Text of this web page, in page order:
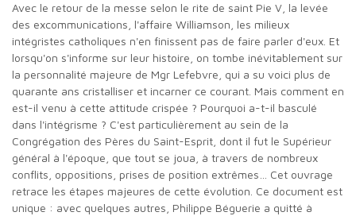
Avec le retour de la messe selon le rite de saint Pie V, la levée
des excommunications, l'affaire Williamson, les milieux
intégristes catholiques n'en finissent pas de faire parler d'eux. Et
lorsqu'on s'informe sur leur histoire, on tombe inévitablement sur
la personnalité majeure de Mgr Lefebvre, qui a su voici plus de
quarante ans cristalliser et incarner ce courant. Mais comment en
est-il venu à cette attitude crispée ? Pourquoi a-t-il basculé
dans l'intégrisme ? C'est particulièrement au sein de la
Congrégation des Pères du Saint-Esprit, dont il fut le Supérieur
général à l'époque, que tout se joua, à travers de nombreux
conflits, oppositions, prises de position extrêmes… Cet ouvrage
retrace les étapes majeures de cette évolution. Ce document est
unique : avec quelques autres, Philippe Béguerie a quitté à